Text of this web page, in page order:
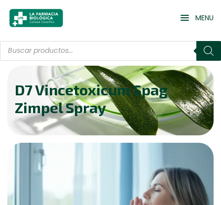
MENU
D7 Vincetoxicum Spag
Zimpel Spray